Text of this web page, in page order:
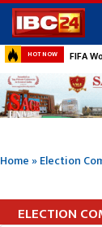
HOT NOW FIFA
Home»Election
ELECTION